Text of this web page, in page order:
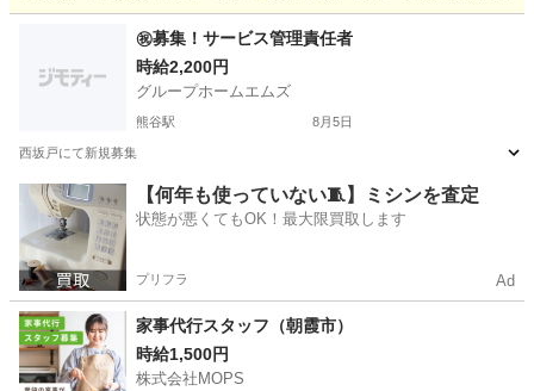
保谷駅 その他 障がい者
㊗️募集！サービス管理責任者
時給2,200円
グループホームエムズ
熊谷駅 8月5日
西坂戸にて新規募集
埼玉 熊谷市 熊谷駅 介護福祉士
【何年も使っていない🧵】ミシンを査定
状態が悪くてもOK！最大限買取します
プリフラ Ad
家事代行スタッフ（朝霞市）
時給1,500円
株式会社MOPS